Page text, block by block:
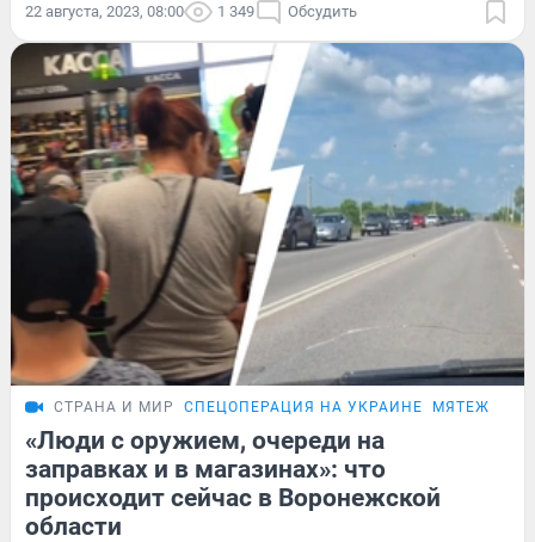
22 августа, 2023, 08:00 1 349 Обсудить
СТРАНА И МИР СПЕЦОПЕРАЦИЯ НА УКРАИНЕ МЯТЕЖ
«Люди с оружием, очереди на
заправках и в магазинах»: что
происходит сейчас в Воронежской
области